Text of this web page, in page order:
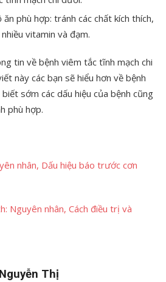
phù hợp: tránh các chất kích thích,
vitamin và đạm.
tin về bệnh viêm tắc tĩnh mạch chi
này các bạn sẽ hiểu hơn về bệnh
sớm các dấu hiệu của bệnh cũng
phù hợp.
nhân, Dấu hiệu báo trước cơn
Nguyên nhân, Cách điều trị và
Thị